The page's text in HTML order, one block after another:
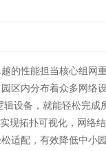
越的性能担当核心组网
区内分布着众多网络
设备，就能轻松完成
现拓扑可视化，网络
适配，有效降低中小